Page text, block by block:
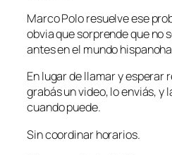
Marco Polo resuelve ese
obvia que sorprende que no
antes en el mundo
En lugar de llamar y esperar
grabás un video, lo enviás, y
cuando puede.
Sin coordinar horarios.